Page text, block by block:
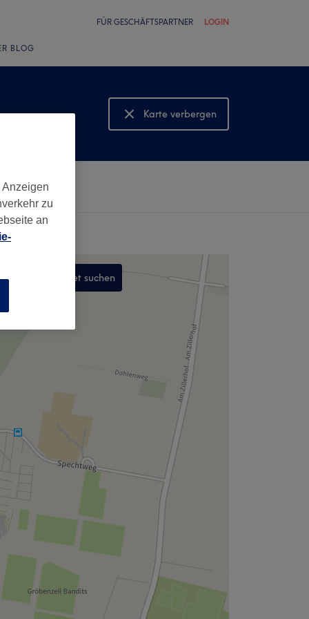
FÜR GESCHÄFTSPARTNER LOGIN
BLOG
Karte verbergen
Karte anzeigen
In diesem Gebiet suchen
zu
an